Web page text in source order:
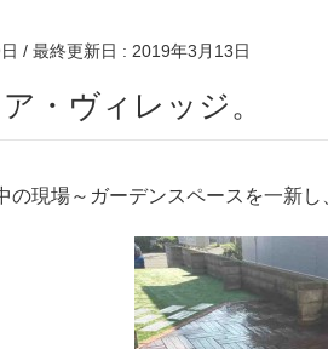
/ 最終更新日 : 2019年3月13日
・ヴィレッジ。
の現場～ガーデンスペースを一新